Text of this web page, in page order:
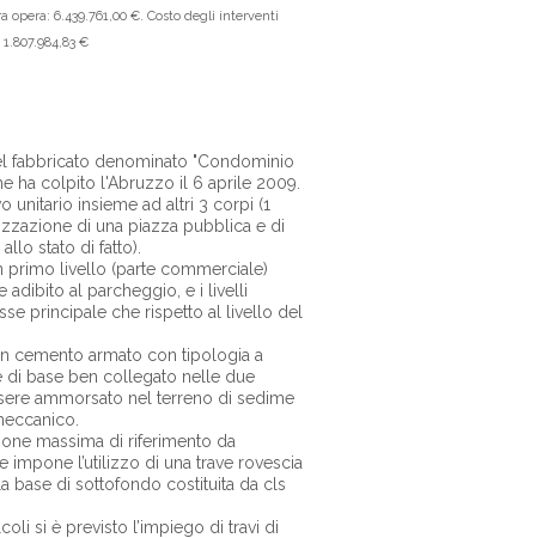
opera: 6.439.761,00 €. Costo degli interventi
€
fabbricato denominato "Condominio
ha colpito l'Abruzzo il 6 aprile 2009.
unitario insieme ad altri 3 corpi (1
di una piazza pubblica e di
stato di fatto).
primo livello (parte commerciale)
adibito al parcheggio, e i livelli
principale che rispetto al livello del
cemento armato con tipologia a
di base ben collegato nelle due
ammorsato nel terreno di sedime
massima di riferimento da
l’utilizzo di una trave rovescia
base di sottofondo costituita da cls
si è previsto l’impiego di travi di